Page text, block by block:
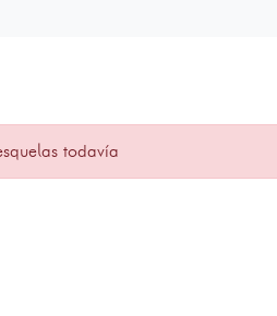
todavía